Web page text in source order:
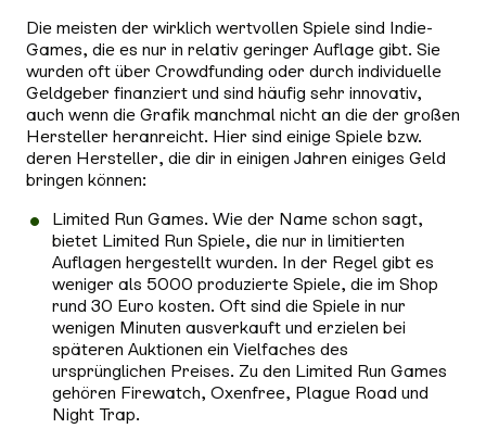
Die meisten der wirklich wertvollen Spiele sind Indie-
Games, die es nur in relativ geringer Auflage gibt. Sie
wurden oft über Crowdfunding oder durch individuelle
Geldgeber finanziert und sind häufig sehr innovativ,
auch wenn die Grafik manchmal nicht an die der großen
Hersteller heranreicht. Hier sind einige Spiele bzw.
deren Hersteller, die dir in einigen Jahren einiges Geld
bringen können:
Limited Run Games. Wie der Name schon sagt,
bietet Limited Run Spiele, die nur in limitierten
Auflagen hergestellt wurden. In der Regel gibt es
weniger als 5000 produzierte Spiele, die im Shop
rund 30 Euro kosten. Oft sind die Spiele in nur
wenigen Minuten ausverkauft und erzielen bei
späteren Auktionen ein Vielfaches des
ursprünglichen Preises. Zu den Limited Run Games
gehören Firewatch, Oxenfree, Plague Road und
Night Trap.